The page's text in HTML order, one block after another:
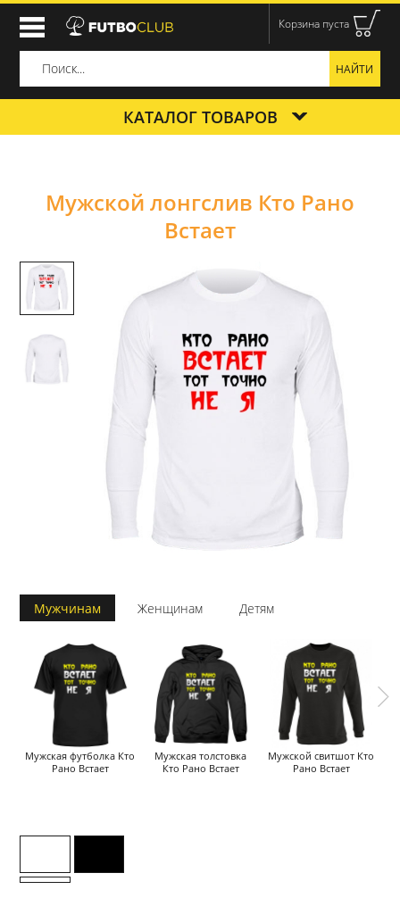
Корзина пуста
КАТАЛОГ ТОВАРОВ
Мужской лонгслив Кто Рано
Встает
Мужчинам Женщинам Детям
Мужская футболка Кто
Рано Встает
Мужская толстовка
Кто Рано Встает
Мужской свитшот Кто
Рано Встает